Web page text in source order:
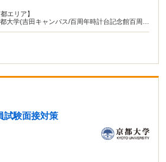
都エリア】
大学(吉田キャンパス/百周年時計台記念館百周年
試験面接対策